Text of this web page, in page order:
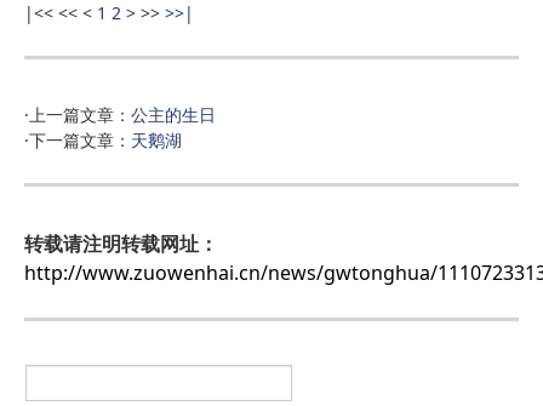
|<< << < 1 2 > >> >>|
·上一篇文章： 公主的生日
·下一篇文章： 天鹅湖
转载请注明转载网址：
http://www.zuowenhai.cn/news/gwtonghua/